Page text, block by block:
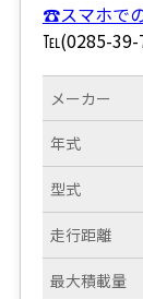
☎スマホで
℡(0285-39-
メーカー
年式
型式
走行距離
最大積載量